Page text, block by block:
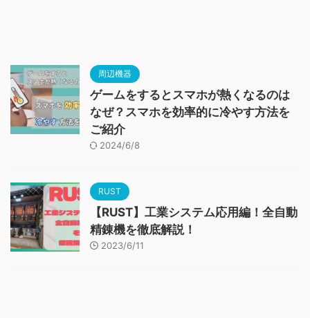
周辺機器
ゲームをするとスマホが熱くなるのは
なぜ？スマホを効率的に冷やす方法を
ご紹介
2024/6/8
RUST
【RUST】工業システム応用編！全自動
精錬機を徹底解説！
2023/6/11